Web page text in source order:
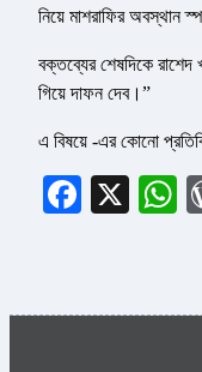
নিয়ে মাশরাফির অবস্থান
বক্তব্যের শেষদিকে
গিয়ে দাফন দেব।”
এ বিষয়ে -এর কোনো
X